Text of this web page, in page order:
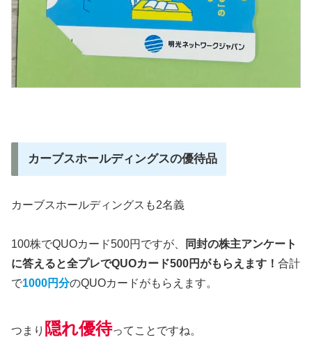
カーブスホールディングスの優待品
カーブスホールディングスも2名義
100株でQUOカード500円ですが、
同封の株主アンケート
に答えると全プレでQUOカード500円がもらえます！ 合計
で1000円分のQUOカードがもらえます。
つまり 隠れ優待ってことですね。